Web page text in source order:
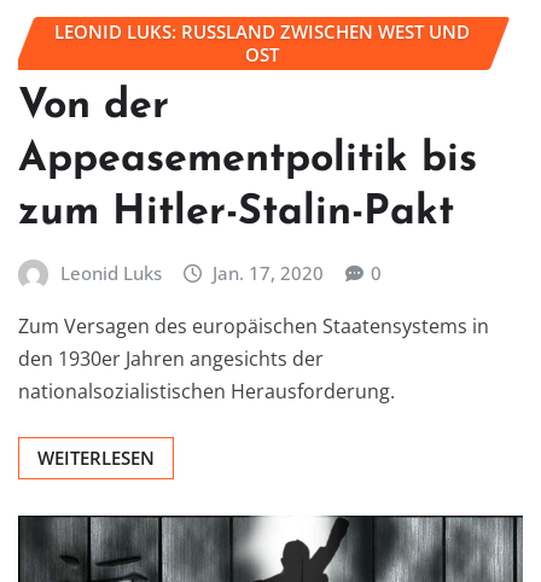
LEONID LUKS: RUSSLAND ZWISCHEN WEST UND
OST
Von der
Appeasementpolitik bis
zum Hitler-Stalin-Pakt
Leonid Luks Jan. 17, 2020 0
Zum Versagen des europäischen Staatensystems in
den 1930er Jahren angesichts der
nationalsozialistischen Herausforderung.
WEITERLESEN